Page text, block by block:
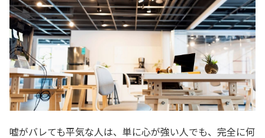
嘘がバレても平気な人は、単に心が強い人でも、完全に何